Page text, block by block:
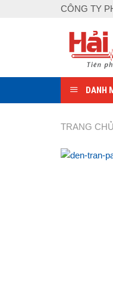
CÔNG TY
DANH
TRANG CHỦ